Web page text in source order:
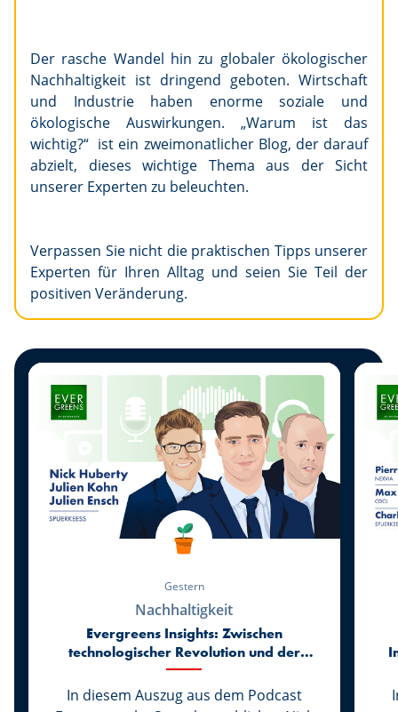
Der rasche Wandel hin zu globaler ökologischer
Nachhaltigkeit ist dringend geboten. Wirtschaft
und Industrie haben enorme soziale und
ökologische Auswirkungen. „Warum ist das
wichtig?“ ist ein zweimonatlicher Blog, der darauf
abzielt, dieses wichtige Thema aus der Sicht
unserer Experten zu beleuchten.
Verpassen Sie nicht die praktischen Tipps unserer
Experten für Ihren Alltag und seien Sie Teil der
positiven Veränderung.
Gestern
Nachhaltigkeit
Evergreens Insights: Zwischen
technologischer Revolution und der
Rückkehr zur Realität der Märkte
In diesem Auszug aus dem Podcast